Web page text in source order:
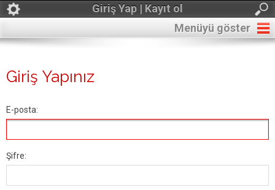
Giriş Yap | Kayıt ol
Menüyü göster
Giriş Yapınız
E-posta:
Şifre: